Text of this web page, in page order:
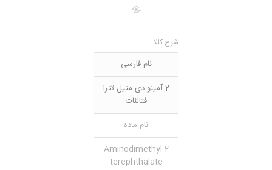
شرح کالا
نام فارسی
2 آمینو دی متیل تترا
فتالئات
نام ماده
2-Aminodimethyl
terephthalate